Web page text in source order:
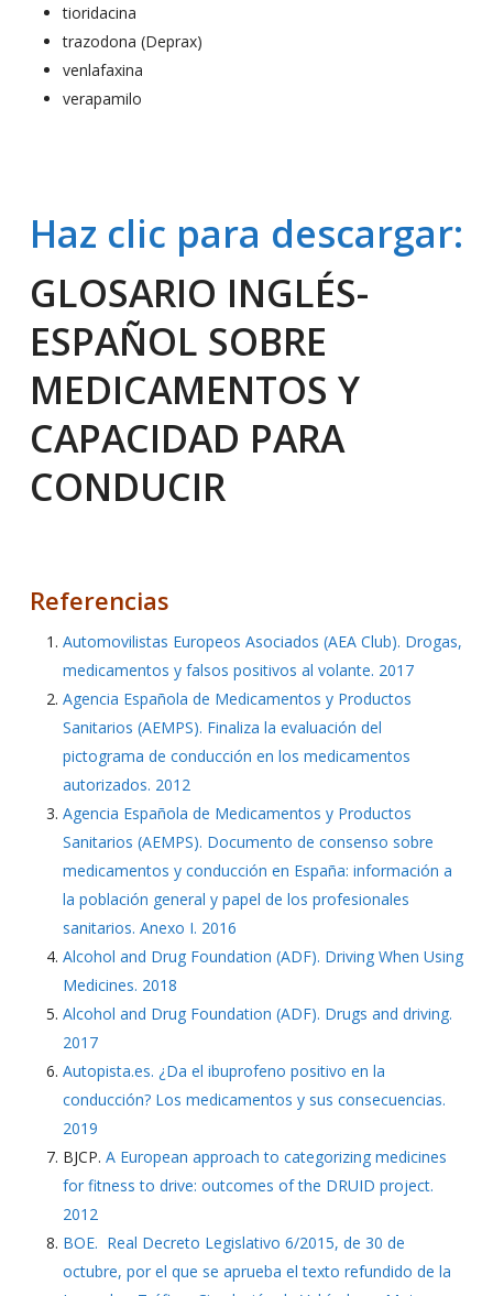
tioridacina
trazodona (Deprax)
venlafaxina
verapamilo
Haz clic para descargar:
GLOSARIO INGLÉS-
ESPAÑOL SOBRE
MEDICAMENTOS Y
CAPACIDAD PARA
CONDUCIR
Referencias
Automovilistas Europeos Asociados (AEA Club). Drogas,
medicamentos y falsos positivos al volante. 2017
Agencia Española de Medicamentos y Productos
Sanitarios (AEMPS). Finaliza la evaluación del
pictograma de conducción en los medicamentos
autorizados. 2012
Agencia Española de Medicamentos y Productos
Sanitarios (AEMPS). Documento de consenso sobre
medicamentos y conducción en España: información a
la población general y papel de los profesionales
sanitarios. Anexo I. 2016
Alcohol and Drug Foundation (ADF). Driving When Using
Medicines. 2018
Alcohol and Drug Foundation (ADF). Drugs and driving.
2017
Autopista.es. ¿Da el ibuprofeno positivo en la
conducción? Los medicamentos y sus consecuencias.
2019
BJCP. A European approach to categorizing medicines
for fitness to drive: outcomes of the DRUID project.
2012
BOE. Real Decreto Legislativo 6/2015, de 30 de
octubre, por el que se aprueba el texto refundido de la